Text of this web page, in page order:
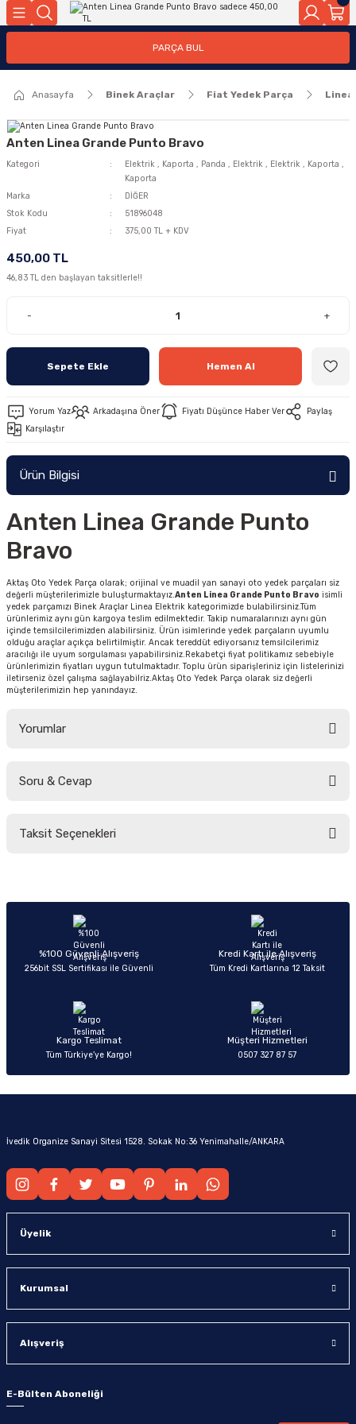
PARÇA BUL
Anasayfa Binek Araçlar Fiat Yedek Parça Linea
Anten Linea Grande Punto Bravo
Kategori Elektrik , Kaporta , Panda , Elektrik , Elektrik , Kaporta ,
Kaporta
Marka
DİĞER
Stok Kodu
51896048
Fiyat
375,00 TL + KDV
450,00 TL
46,83 TL den başlayan taksitlerle!!
- +
Sepete Ekle Hemen Al
Yorum Yaz Arkadaşına Öner Fiyatı Düşünce Haber Ver
Paylaş
Karşılaştır
Ürün Bilgisi
Anten Linea Grande Punto
Bravo
Aktaş Oto Yedek Parça olarak; orijinal ve muadil yan sanayi oto yedek parçaları siz
değerli müşterilerimizle buluşturmaktayız.Anten Linea Grande Punto Bravo isimli
yedek parçamızı Binek Araçlar Linea Elektrik kategorimizde bulabilirsiniz.Tüm
ürünlerimiz aynı gün kargoya teslim edilmektedir. Takip numaralarınızı aynı gün
içinde temsilcilerimizden alabilirsiniz. Ürün isimlerinde yedek parçaların uyumlu
olduğu araçlar açıkça belirtilmiştir. Ancak tereddüt ediyorsanız temsilcilerimiz
aracılığı ile uyum sorgulaması yapabilirsiniz.Rekabetçi fiyat politikamız sebebiyle
ürünlerimizin fiyatları uygun tutulmaktadır. Toplu ürün siparişleriniz için listelerinizi
iletirseniz özel çalışma sağlayabilriz.Aktaş Oto Yedek Parça olarak siz değerli
müşterilerimizin hep yanındayız.
Yorumlar
Soru & Cevap
Taksit Seçenekleri
%100 Güvenli Alışveriş
256bit SSL Sertifikası ile Güvenli
Kredi Kartı ile Alışveriş
Tüm Kredi Kartlarına 12 Taksit
Kargo Teslimat
Tüm Türkiye’ye Kargo!
Müşteri Hizmetleri
0507 327 87 57
İvedik Organize Sanayi Sitesi 1528. Sokak No:36 Yenimahalle/ANKARA
Üyelik
Kurumsal
Alışveriş
E-Bülten Aboneliği